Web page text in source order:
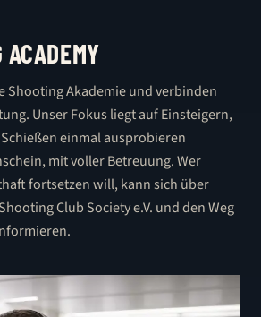
Shooting Akademie und verbinden
Unser Fokus liegt auf Einsteigern,
einmal ausprobieren
mit voller Betreuung. Wer
fortsetzen will, kann sich über
Club Society e.V. und den Weg